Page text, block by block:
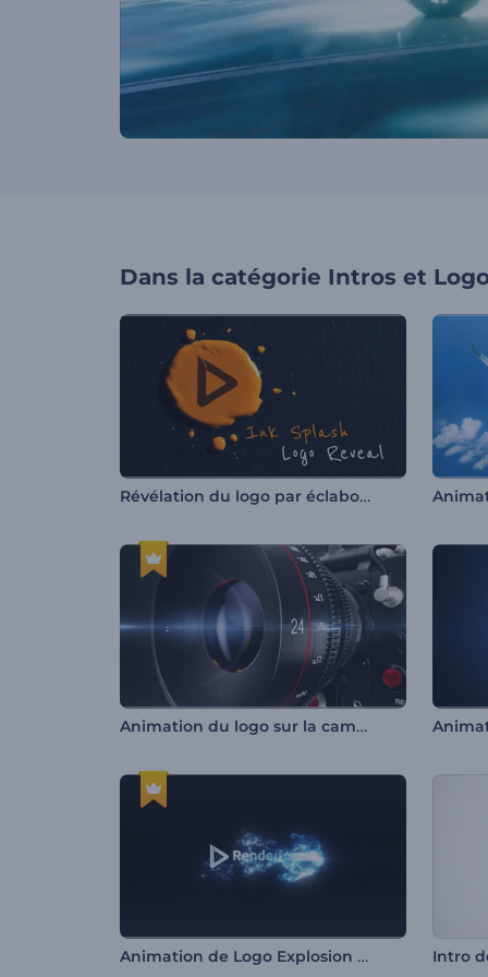
Dans la catégorie Intros et
Révélation du logo par éclaboussure d'encre
Animation du logo sur la caméra en 3D
Animation de Logo Explosion de Particules Lucides Intro